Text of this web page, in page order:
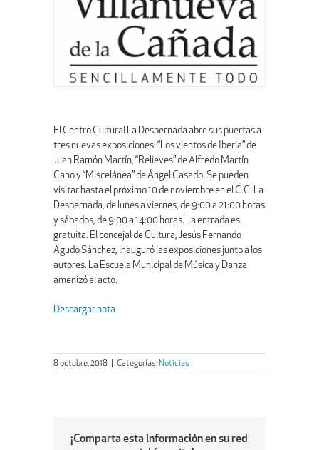
El Centro Cultural La Despernada abre sus puertas a
tres nuevas exposiciones: “Los vientos de Iberia” de
Juan Ramón Martín, “Relieves” de Alfredo Martín
Cano y “Miscelánea” de Ángel Casado. Se pueden
visitar hasta el próximo 10 de noviembre en el C.C. La
Despernada, de lunes a viernes, de 9:00 a 21:00 horas
y sábados, de 9:00 a 14:00 horas. La entrada es
gratuita. El concejal de Cultura, Jesús Fernando
Agudo Sánchez, inauguró las exposiciones junto a los
autores. La Escuela Municipal de Música y Danza
amenizó el acto.
Descargar nota
8 octubre, 2018 Categorías: Noticias
¡Comparta esta información en su red